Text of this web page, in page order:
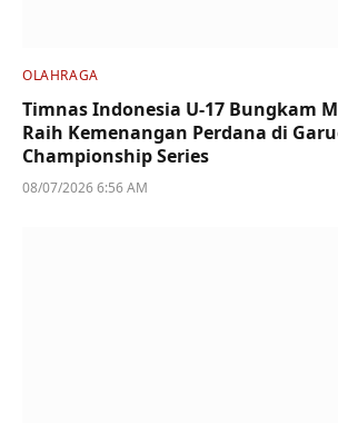
OLAHRAGA
Timnas Indonesia U-17 Bungkam
Raih Kemenangan Perdana di
Championship Series
08/07/2026 6:56 AM